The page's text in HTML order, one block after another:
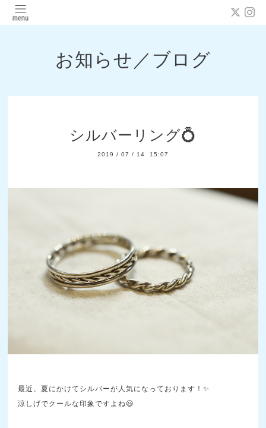
お知らせ／ブログ
シルバーリング💍
2019 / 07 / 14 15:07
最近、夏にかけてシルバーが人気になっております！✨
涼しげでクールな印象ですよね😃